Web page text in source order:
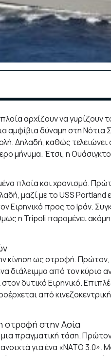
αρχίζουν να γυρίζουν
αμφίβια δύναμη στη Νότια
Δηλαδή, καθώς τελειώνει
μήνυμα. Έτσι, η
πλοία και χρονισμό.
μαζί με το USS
Ειρηνικό προς το Ιράν.
η Tripoli παραμένει
κίνηση ως στροφή.
διάλειμμα από τον κύριο
δυτικό Ειρηνικό.
από
στροφή στην Ασία
πραγματική τάση.
ανοιχτά για ένα «ΝΑΤΟ